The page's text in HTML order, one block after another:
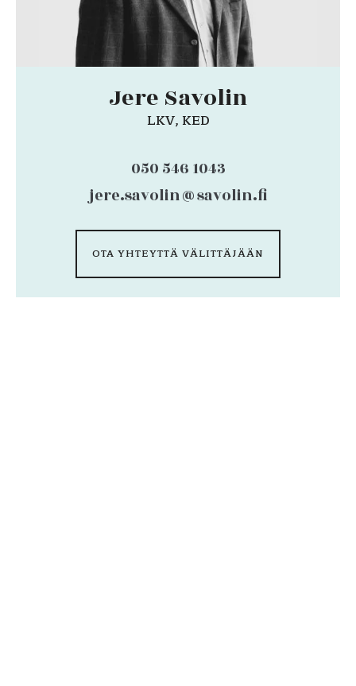
Jere Savolin
LKV, KED
050 546 1043
jere.savolin@savolin.fi
OTA YHTEYTTÄ VÄLITTÄJÄÄN